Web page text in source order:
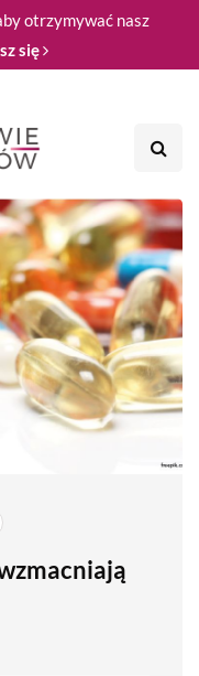
otrzymywać nasz
się